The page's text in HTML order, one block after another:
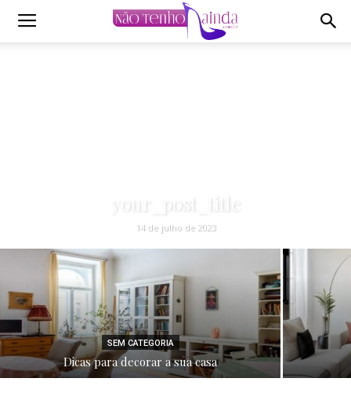
your_post_title
14 de julho de 2023
SEM CATEGORIA
Dicas para decorar a sua casa